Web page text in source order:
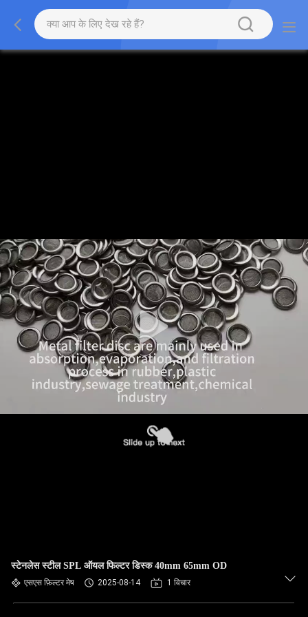
स्टेनलेस स्टील SPL ऑयल फिल्टर डिस्क 40mm 65mm OD
एसएस फ़िल्टर मेष 2025-08-14 1 विचार